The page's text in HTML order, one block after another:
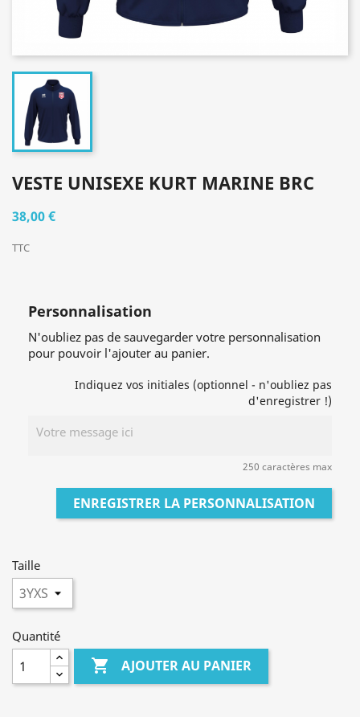
VESTE UNISEXE KURT MARINE BRC
38,00 €
TTC
Personnalisation
N'oubliez pas de sauvegarder votre personnalisation
pour pouvoir l'ajouter au panier.
Indiquez vos initiales (optionnel - n'oubliez pas
d'enregistrer !)
250 caractères max
ENREGISTRER LA PERSONNALISATION
Taille
Quantité
 AJOUTER AU PANIER